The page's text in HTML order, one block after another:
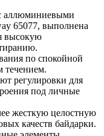
аллюминиевыми
65077, выполнена
высокую
по спокойной
течением.
регулировки для
под личные
жесткую целостную
качеств байдарки.